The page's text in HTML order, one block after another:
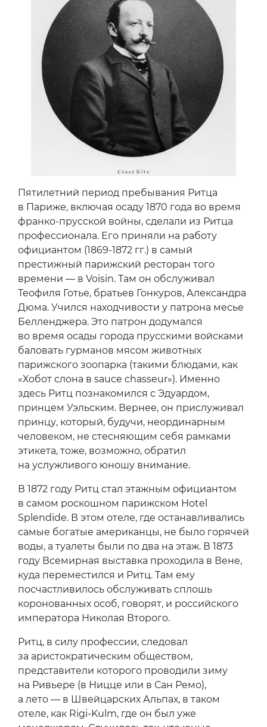
Пятилетний период пребывания Ритца
в Париже, включая осаду 1870 года во время
франко-прусской войны, сделали из Ритца
профессионала. Его приняли на работу
официантом (1869-1872 гг.) в самый
престижный парижский ресторан того
времени — в Voisin. Там он обслуживал
Теофиля Готье, братьев Гонкуров, Александра
Дюма. Учился находчивости у патрона месье
Белленджера. Это патрон додумался
во время осады города прусскими войсками
баловать гурманов мясом животных
парижского зоопарка (такими блюдами, как
«Хобот слона в sauce chasseur»). Именно
здесь Ритц познакомился с Эдуардом,
принцем Уэльским. Вернее, он прислуживал
принцу, который, будучи, неординарным
человеком, не стесняющим себя рамками
этикета, тоже, возможно, обратил
на услужливого юношу внимание.
В 1872 году Ритц стал этажным официантом
в самом роскошном парижском Hotel
Splendide. В этом отеле, где останавливались
самые богатые американцы, не было горячей
воды, а туалеты были по два на этаж. В 1873
году Всемирная выставка проходила в Вене,
куда переместился и Ритц. Там ему
посчастливилось обслуживать сплошь
коронованных особ, говорят, и российского
императора Николая Второго.
Ритц, в силу профессии, следовал
за аристократическим обществом,
представители которого проводили зиму
на Ривьере (в Ницце или в Сан Ремо),
а лето — в Швейцарских Альпах, в таком
отеле, как Rigi-Kulm, где он был уже